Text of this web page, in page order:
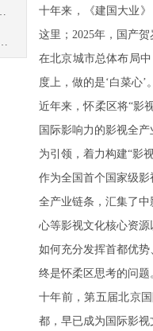
强度的空中加油训练
排产预期达60GW以上
十年来，《建国大业
这里；2025年，国产
在北京城市总体布局
度上，做的是‘白菜心’
近年来，怀柔区将“影
国际影响力的影视全
为引领，着力构建“影
作为全国首个国家级
全产业链条，汇集了
心等影视文化核心资源
如何充分发挥首都优
终是怀柔区思考的问题
十年前，第五届北京
都，早已成为国际影视